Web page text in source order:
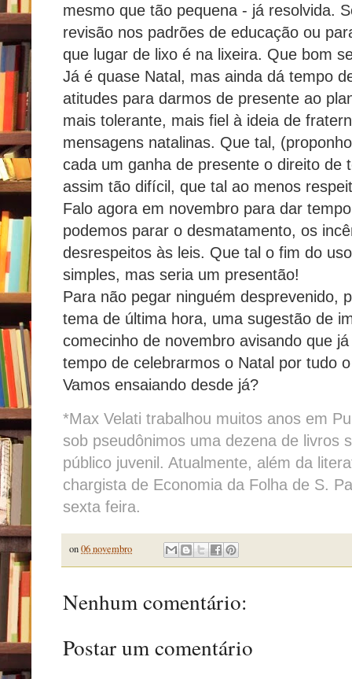
mesmo que tão pequena - já resolvida.
revisão nos padrões de educação ou
que lugar de lixo é na lixeira. Que bom
Já é quase Natal, mas ainda dá tempo
atitudes para darmos de presente ao
mais tolerante, mais fiel à ideia de
mensagens natalinas. Que tal,
cada um ganha de presente o direito de
assim tão difícil, que tal ao menos
Falo agora em novembro para dar
podemos parar o desmatamento, os
desrespeitos às leis. Que tal o fim do
simples, mas seria um presentão!
Para não pegar ninguém desprevenido,
tema de última hora, uma sugestão de
comecinho de novembro avisando que
tempo de celebrarmos o Natal por tudo
Vamos ensaiando desde já?
*Max Velati trabalhou muitos anos em
sob pseudônimos uma dezena de livros
público juvenil. Atualmente, além da
chargista de Economia da Folha de S.
sexta feira.
on06 novembro
Nenhum comentário:
Postar um comentário